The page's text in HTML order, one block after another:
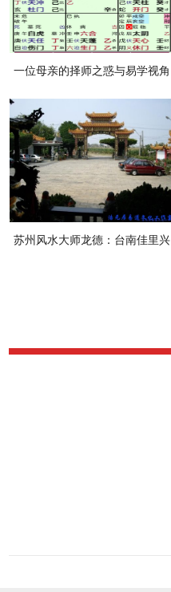
一位母亲的择师之惑与易学视角
苏州风水大师龙德：台南佳里兴